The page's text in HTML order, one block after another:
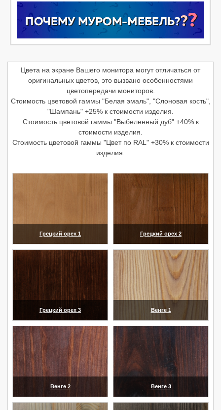
Цвета на экране Вашего монитора могут отличаться от
оригинальных цветов, это вызвано особенностями
цветопередачи мониторов.
Стоимость цветовой гаммы "Белая эмаль", "Слоновая кость",
"Шампань" +25% к стоимости изделия.
Стоимость цветовой гаммы "Выбеленный дуб" +40% к
стоимости изделия.
Стоимость цветовой гаммы "Цвет по RAL" +30% к стоимости
изделия.
Грецкий орех 1 Грецкий орех 2
Грецкий орех 3 Венге 1
Венге 2 Венге 3